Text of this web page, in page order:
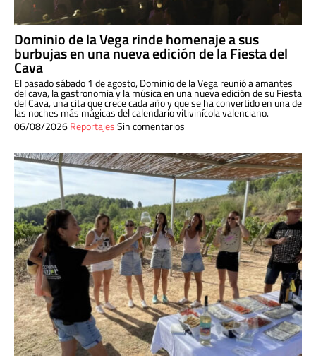
Dominio de la Vega rinde homenaje a sus
burbujas en una nueva edición de la Fiesta del
Cava
El pasado sábado 1 de agosto, Dominio de la Vega reunió a amantes
del cava, la gastronomía y la música en una nueva edición de su Fiesta
del Cava, una cita que crece cada año y que se ha convertido en una de
las noches más mágicas del calendario vitivinícola valenciano.
06/08/2026ReportajesSin comentarios